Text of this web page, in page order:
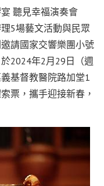
聽見幸福演奏會
5場藝文活動與民眾
請國家交響樂團小號
2024年2月29日（週
基督教醫院路加堂1
票，攜手迎接新春，